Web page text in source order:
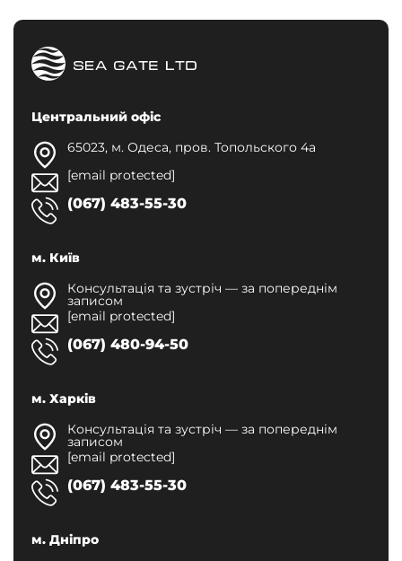
Центральний офіс
65023, м. Одеса, пров. Топольского 4а
[email protected]
(067) 483-55-30
м. Київ
Консультація та зустріч — за попереднім
записом
[email protected]
(067) 480-94-50
м. Харків
Консультація та зустріч — за попереднім
записом
[email protected]
(067) 483-55-30
м. Дніпро